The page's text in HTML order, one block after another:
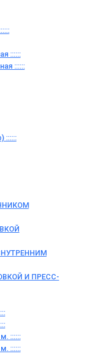
::::::
::::::
::::::
И ПРЕСС-
::::::
::::::